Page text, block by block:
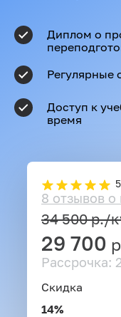
Диплом о
Регулярные
Доступ к
время
8 отзывов
34 500р./
29 700
Рассрочка:
Скидка
14%